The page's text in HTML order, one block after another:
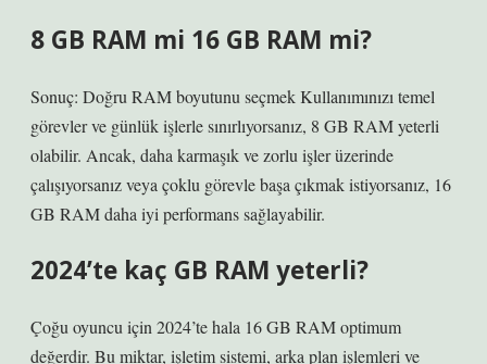
8 GB RAM mi 16 GB RAM mi?
Sonuç: Doğru RAM boyutunu seçmek Kullanımınızı temel
görevler ve günlük işlerle sınırlıyorsanız, 8 GB RAM yeterli
olabilir. Ancak, daha karmaşık ve zorlu işler üzerinde
çalışıyorsanız veya çoklu görevle başa çıkmak istiyorsanız, 16
GB RAM daha iyi performans sağlayabilir.
2024’te kaç GB RAM yeterli?
Çoğu oyuncu için 2024’te hala 16 GB RAM optimum
değerdir. Bu miktar, işletim sistemi, arka plan işlemleri ve